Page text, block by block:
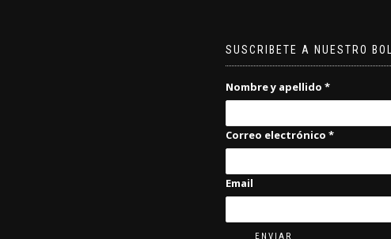
SUSCRIBETE A NUESTRO
Nombre y apellido *
Correo electrónico *
Email
ENVIAR